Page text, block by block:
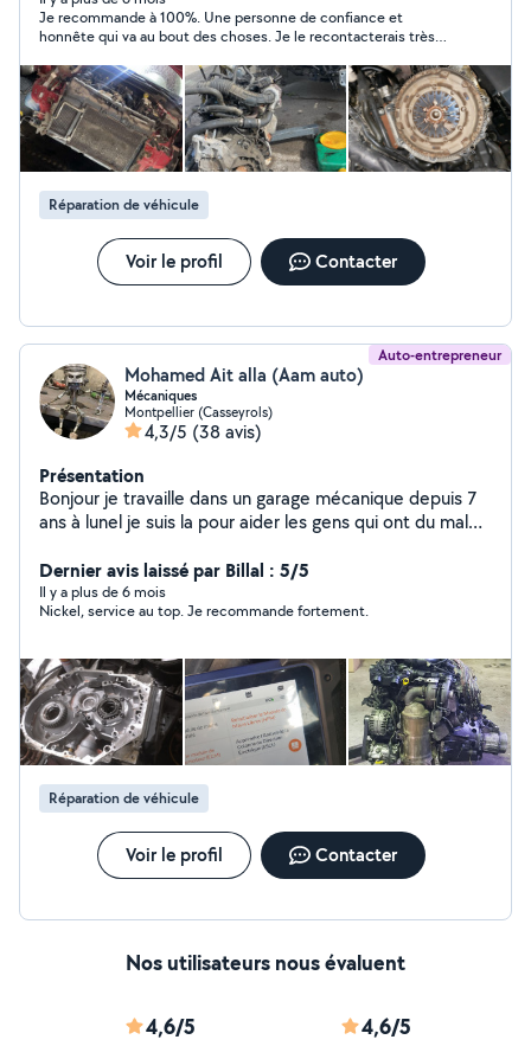
entretien,freinage .. Nous proposons aussi de
l'esthétique ( CarPlay, ciel de toit étoilé, remplacement
calandre , kit ambiance led ect..) N'hésitez pas à nous
contacté pour un devis .
Je recommande à 100%. Une personne de confiance et
honnête qui va au bout des choses. Je le recontacterais très
merci !!
Réparation de véhicule
Voir le profil Contacter
Auto-entrepreneur
Mohamed Ait alla (Aam auto)
Mécaniques
Montpellier (Casseyrols)
4,3/5 (38 avis)
Présentation
Bonjour je travaille dans un garage mécanique depuis 7
ans à lunel je suis la pour aider les gens qui ont du mal
au garage pas dans un parking...pour les grand chantier
genre distribution embrayage vidanges ... pour les
véhicules non roulant je peu la remarque jusqua garage
peux changer également les moteur Valise de
diagnostique toute marque suprimer les défaut
chercher des panne Fap Électronique remplacement de
pneus Diagnostique Clim
Dernier avis laissé par Billal : 5/5
Il y a plus de 6 mois
Nickel, service au top. Je recommande fortement.
Réparation de véhicule
Voir le profil Contacter
Nos utilisateurs nous évaluent
4,6/5 4,6/5